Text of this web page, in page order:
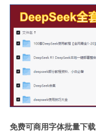
免费可商用字体批量下载